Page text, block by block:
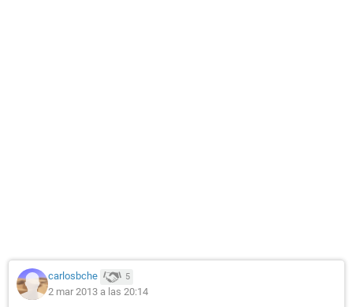
carlosbche 5
2 mar 2013 a las 20:14